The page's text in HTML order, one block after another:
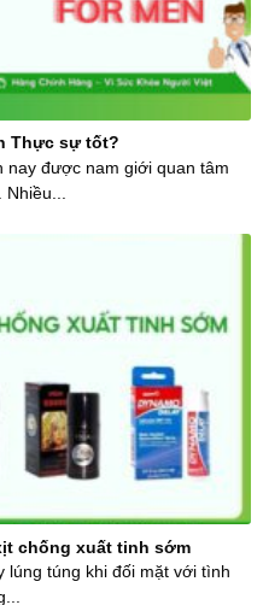
Thực sự tốt?
nay được nam giới quan tâm
chống xuất tinh sớm
lúng túng khi đối mặt với tình